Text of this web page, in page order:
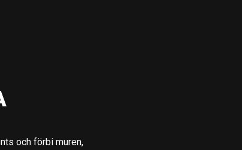
och förbi muren,